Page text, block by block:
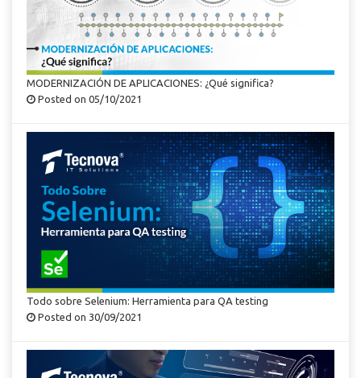
MODERNIZACIÓN DE APLICACIONES: ¿Qué significa?
Posted on 05/10/2021
Todo sobre Selenium: Herramienta para QA testing
Posted on 30/09/2021